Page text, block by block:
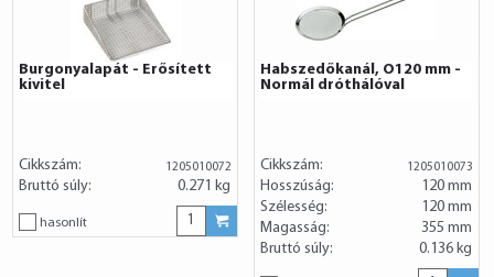
Burgonyalapát - Erősített
kivitel
Cikkszám: 1205010072
Bruttó súly: 0.271 kg
hasonlít
Habszedőkanál, O120 mm -
Normál dróthálóval
Cikkszám: 1205010073
Hosszúság:
120 mm
Szélesség:
120 mm
Magasság:
355 mm
Bruttó súly:
0.136 kg